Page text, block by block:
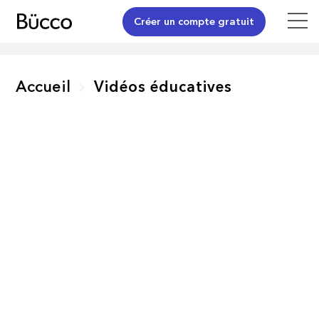
Créer un compte gratuit
Accueil Vidéos éducatives